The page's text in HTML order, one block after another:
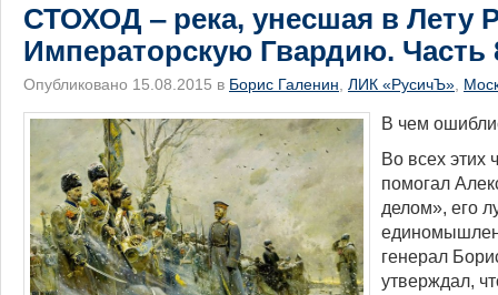
СТОХОД ‒ река, унесшая в Лету
Императорскую Гвардию. Часть
Опубликовано 15.08.2015 в Борис Галенин ЛИК «РусичЪ»
В чем
Во всех этих
помогал
делом», его
генерал
утверждал,